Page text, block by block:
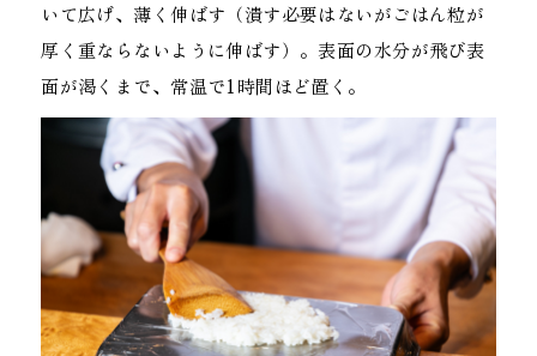
いて広げ、薄く伸ばす（潰す必要はないがごはん粒が
厚く重ならないように伸ばす）。表面の水分が飛び表
面が渇くまで、常温で1時間ほど置く。